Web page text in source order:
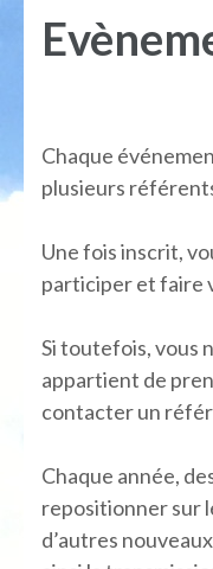
Chaque
plusieurs
Une fois inscrit,
participer et faire
Si toutefois, vous
appartient de
contacter un
Chaque année,
repositionner sur
d’autres